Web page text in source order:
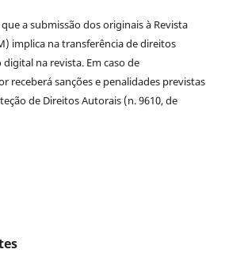
a submissão dos originais à Revista
implica na transferência de direitos
na revista. Em caso de
receberá sanções e penalidades previstas
de Direitos Autorais (n. 9610, de